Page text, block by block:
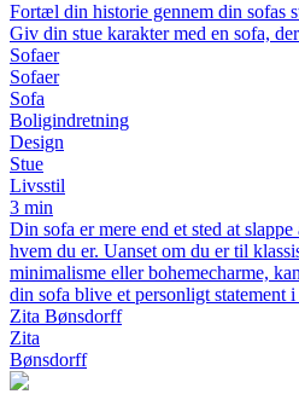
Fortæl din historie gennem din sofas
Giv din stue karakter med en sofa,
Sofaer
Sofaer
Sofa
Boligindretning
Design
Stue
Livsstil
3 min
Din sofa er mere end et sted at
hvem du er. Uanset om du er til
minimalisme eller bohemecharme,
din sofa blive et personligt statement
Zita Bønsdorff
Zita
Bønsdorff